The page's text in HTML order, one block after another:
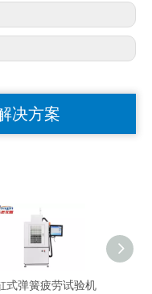
决方案
式弹簧疲劳试验机